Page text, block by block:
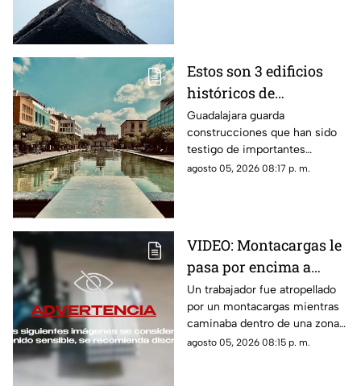
Estos son 3 edificios
históricos de
Guadalajara que tienes
que conocer al menos
una vez
Guadalajara guarda
construcciones que han sido
testigo de importantes
momentos de la historia de la
agosto 05, 2026 08:17 p. m.
VIDEO: Montacargas le
pasa por encima a
trabajador dentro de
una bodega
Un trabajador fue atropellado
por un montacargas mientras
caminaba dentro de una zona
de trabajo; cámaras de
agosto 05, 2026 08:15 p. m.